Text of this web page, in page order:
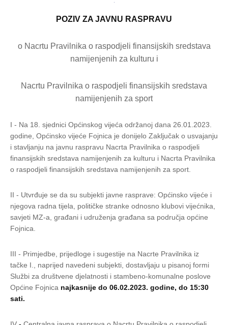
POZIV ZA JAVNU RASPRAVU
o Nacrtu Pravilnika o raspodjeli finansijskih sredstava
namijenjenih za kulturu i
Nacrtu Pravilnika o raspodjeli finansijskih sredstava
namijenjenih za sport
I - Na 18. sjednici Općinskog vijeća održanoj dana 26.01.2023.
godine, Općinsko vijeće Fojnica je donijelo Zaključak o usvajanju
i stavljanju na javnu raspravu Nacrta Pravilnika o raspodjeli
finansijskih sredstava namijenjenih za kulturu i Nacrta Pravilnika
o raspodjeli finansijskih sredstava namijenjenih za sport.
II - Utvrđuje se da su subjekti javne rasprave: Općinsko vijeće i
njegova radna tijela, političke stranke odnosno klubovi vijećnika,
savjeti MZ-a, građani i udruženja građana sa područja općine
Fojnica.
III - Primjedbe, prijedloge i sugestije na Nacrte Pravilnika iz
tačke I., naprijed navedeni subjekti, dostavljaju u pisanoj formi
Službi za društvene djelatnosti i stambeno-komunalne poslove
Općine Fojnica najkasnije do 06.02.2023. godine, do 15:30
sati.